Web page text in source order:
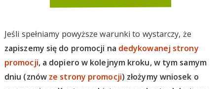
Jeśli spełniamy powyższe warunki to wystarczy, że
zapiszemy się do promocji na dedykowanej strony
promocji, a dopiero w kolejnym kroku, w tym samym
dniu (znów ze strony promocji) złożymy wniosek o